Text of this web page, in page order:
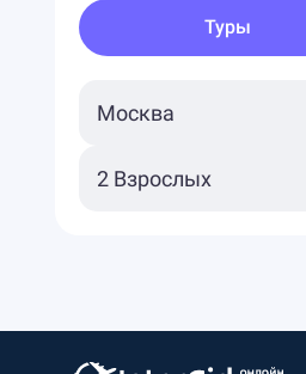
Туры